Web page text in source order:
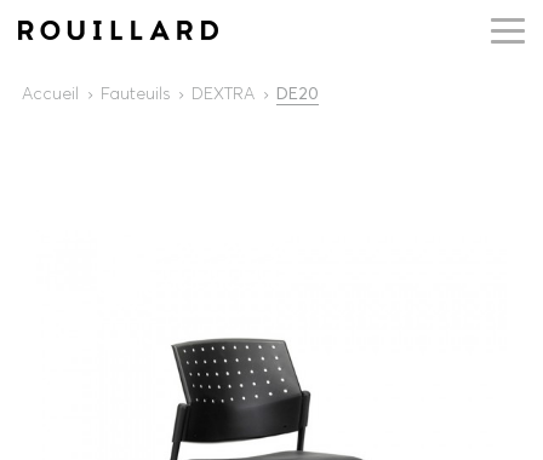
Accueil Fauteuils DEXTRA DE20